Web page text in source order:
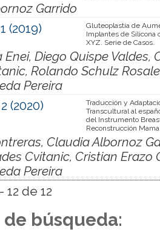
Garrido
(2019)
Gluteoplastía de
Implantes de Silicona
XYZ. Serie de Casos.
Diego Quispe Valdes,
Rolando Schulz
Pereira
(2020)
Traducción y
Transcultural al
del Instrumento
Reconstrucción
Claudia Albornoz
Cvitanic, Cristian Erazo
Pereira
12 de 12
de búsqueda: